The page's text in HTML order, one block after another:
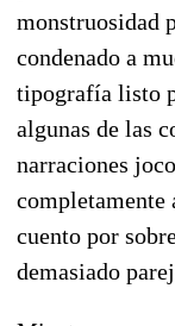
monstruosidad
condenado a
tipografía listo
algunas de las
narraciones
completamente
cuento por
demasiado